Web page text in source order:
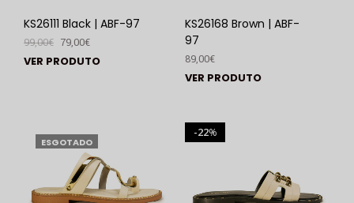
KS26111 Black | ABF-97
99,00€ 79,00€
VER PRODUTO
KS26168 Brown | ABF-
97
89,00€
VER PRODUTO
ESGOTADO
%
22